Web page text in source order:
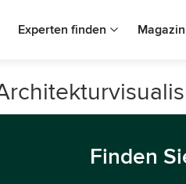
Experten finden Magazin
Finden